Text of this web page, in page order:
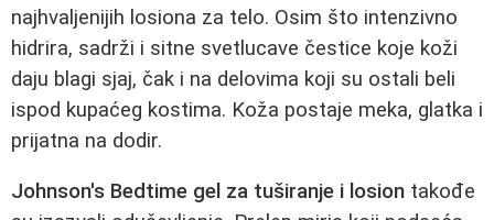
najhvaljenijih losiona za telo. Osim što intenzivno
hidrira, sadrži i sitne svetlucave čestice koje koži
daju blagi sjaj, čak i na delovima koji su ostali beli
ispod kupaćeg kostima. Koža postaje meka, glatka i
prijatna na dodir.
Johnson's Bedtime gel za tuširanje i losion takođe